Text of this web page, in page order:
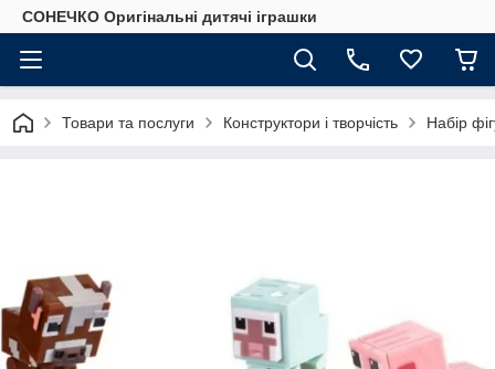
СОНЕЧКО Оригінальні дитячі іграшки
Товари та послуги Конструктори і творчість Набір